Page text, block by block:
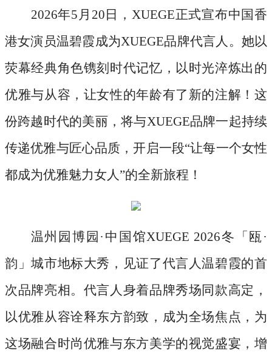
2026年5月20日，XUEGE正式宣布中国香
港女演员温碧霞成为XUEGE品牌代言人。她以
荧幕经典角色镌刻时代记忆，以时光淬炼出的
优雅与从容，让女性的年龄有了新的注解！这
份跨越时代的美丽，将与XUEGE品牌一起持续
传递优雅与匠心品质，开启一段“让每一个女性
都成为优雅魅力女人”的全新旅程！
温州园博园 ·中国馆XUEGE 2026冬「瓯·
韵」城市地标大秀，见证了代言人温碧霞的首
次品牌亮相。代言人身着品牌秀场同款高定，
以优雅从容诠释东方韵致，成为全场焦点，为
这场融合时尚优雅与东方美学的视觉盛宴，增